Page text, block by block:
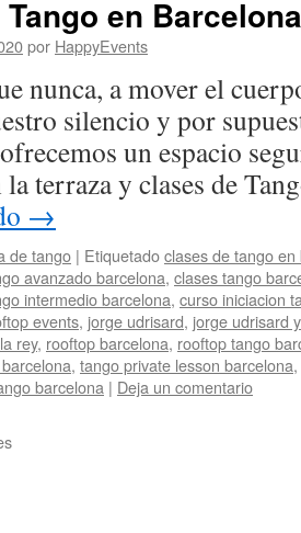
en
por HappyEvents
nunca, a mover el
silencio y por
un espacio
terraza y clases de
→
de tango | Etiquetadoclases de tango
avanzado barcelona, clases tango
intermedio barcelona, curso iniciacion
events, jorge udrisard, jorge udrisard
rey, rooftop barcelona, rooftop tango
, tango private lesson barcelona,
barcelona | Deja un comentario